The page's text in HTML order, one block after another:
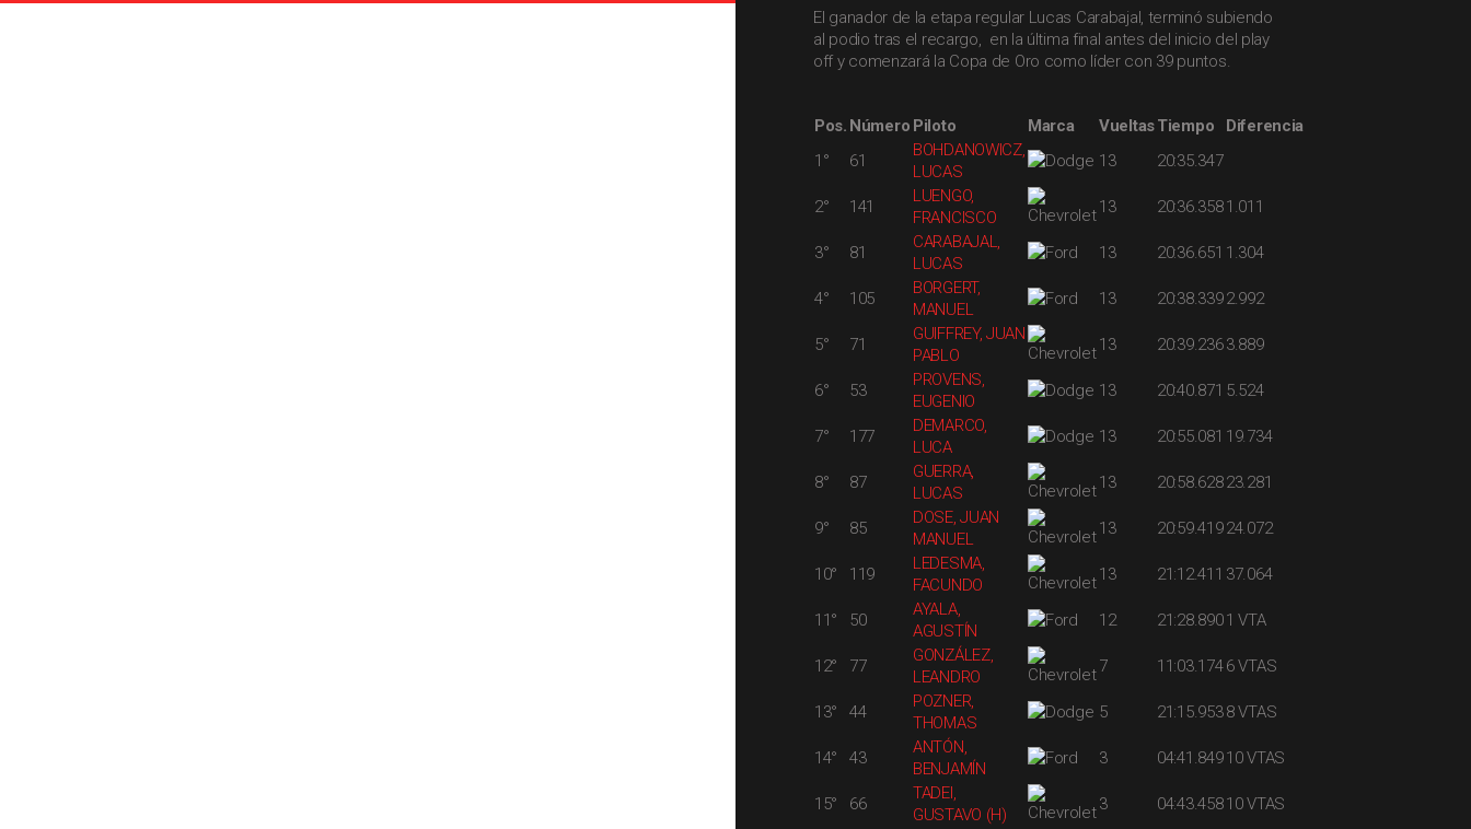
El ganador de la etapa regular Lucas Carabajal, terminó subiendo
al podio tras el recargo, en la última final antes del inicio del play
off y comenzará la Copa de Oro como líder con 39 puntos.
Pos. Número Piloto Marca VueltasTiempo
Diferencia
1°
61
BOHDANOWICZ,
LUCAS
13 20:35.347
2° 141
LUENGO,
FRANCISCO
13 20:36.358 1.011
3° 81
CARABAJAL,
LUCAS
13 20:36.651 1.304
4° 105
BORGERT,
MANUEL
13 20:38.339 2.992
5° 71
GUIFFREY, JUAN
PABLO
13 20:39.236 3.889
6° 53
PROVENS,
EUGENIO
13 20:40.871 5.524
7° 177
DEMARCO,
LUCA
13 20:55.081 19.734
8° 87
GUERRA,
LUCAS
13 20:58.628 23.281
9° 85
DOSE, JUAN
MANUEL
13 20:59.419 24.072
10° 119
LEDESMA,
FACUNDO
13 21:12.411 37.064
11° 50
AYALA,
AGUSTÍN
12 21:28.890 1 VTA
12° 77
GONZÁLEZ,
LEANDRO
7 11:03.174 6 VTAS
13° 44
POZNER,
THOMAS
5 21:15.953 8 VTAS
14° 43
ANTÓN,
BENJAMÍN
3 04:41.849 10 VTAS
15° 66
TADEI,
GUSTAVO (H)
3 04:43.458 10 VTAS